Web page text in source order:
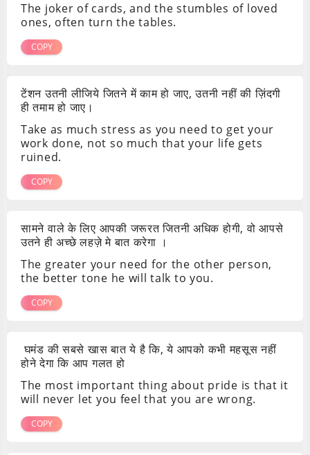
The joker of cards, and the stumbles of loved
ones, often turn the tables.
COPY
टेंशन उतनी लीजिये जितने में काम हो जाए, उतनी नहीं की ज़िंदगी
ही तमाम हो जाए।
Take as much stress as you need to get your
work done, not so much that your life gets
ruined.
COPY
सामने वाले के लिए आपकी जरूरत जितनी अधिक होगी, वो आपसे
उतने ही अच्छे लहज़े मे बात करेगा ।
The greater your need for the other person,
the better tone he will talk to you.
COPY
घमंड की सबसे खास बात ये है कि, ये आपको कभी महसूस नहीं
होने देगा कि आप गलत हो
The most important thing about pride is that it
will never let you feel that you are wrong.
COPY